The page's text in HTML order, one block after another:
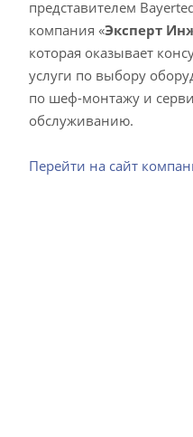
представителем
компания «Эксперт
которая оказывает
услуги по выбору
по шеф-монтажу и
обслуживанию.
Перейти на сайт